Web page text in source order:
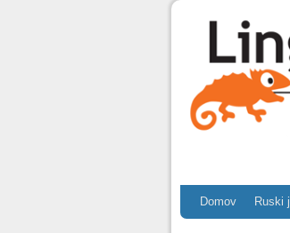
Domov Ruski